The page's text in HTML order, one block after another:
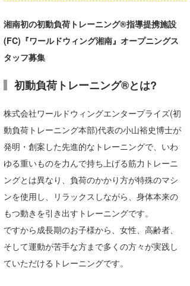
湘南初の初動負荷トレーニング®指導提携施設
(FC)『ワールドウィング湘南』オープニングス
タッフ募集
初動負荷トレーニング®とは?
株式会社ワールドウィングエンタープライズ(初
動負荷トレーニング本部)代表の小山裕史博士が
発明・創案した先進的なトレーニングで、いわ
ゆる重いものを力んで持ち上げる筋力トレーニ
ングとは異なり、負荷のかかり方が特殊のマシ
ンを使用し、リラックスしながら、身体本来の
もつ動きを引き出すトレーニングです。
ですから成長期のお子様から、女性、高齢者、
そして運動が苦手な方まで多くの方々が実践し
ていただけるトレーニングです。
米山予報士
wanda
予報士 hiro.
Mr.K
chappy
Romisea